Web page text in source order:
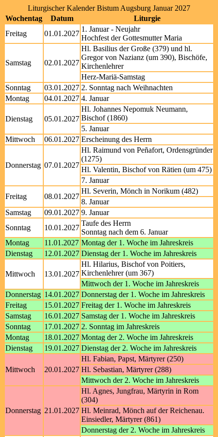
Liturgischer Kalender Bistum Augsburg Januar 2027
Wochentag
Datum
Liturgie
Freitag
01.01.2027
1. Januar - Neujahr
Hochfest der Gottesmutter Maria
Samstag 02.01.2027
Hl. Basilius der Große (379) und hl.
Gregor von Nazianz (um 390), Bischöfe,
Kirchenlehrer
Herz-Mariä-Samstag
Sonntag
03.01.2027 2. Sonntag nach Weihnachten
Montag
04.01.2027 4. Januar
Dienstag 05.01.2027
Hl. Johannes Nepomuk Neumann,
Bischof (1860)
5. Januar
Mittwoch
06.01.2027 Erscheinung des Herrn
Donnerstag 07.01.2027
Hl. Raimund von Peñafort, Ordensgründer
(1275)
Hl. Valentin, Bischof von Rätien (um 475)
7. Januar
Freitag
08.01.2027
Hl. Severin, Mönch in Norikum (482)
8. Januar
Samstag
09.01.2027 9. Januar
Sonntag
10.01.2027
Taufe des Herrn
Sonntag nach dem 6. Januar
Montag
11.01.2027 Montag der 1. Woche im Jahreskreis
Dienstag
12.01.2027 Dienstag der 1. Woche im Jahreskreis
Mittwoch 13.01.2027
Hl. Hilarius, Bischof von Poitiers,
Kirchenlehrer (um 367)
Mittwoch der 1. Woche im Jahreskreis
Donnerstag 14.01.2027 Donnerstag der 1. Woche im Jahreskreis
Freitag
15.01.2027 Freitag der 1. Woche im Jahreskreis
Samstag
16.01.2027 Samstag der 1. Woche im Jahreskreis
Sonntag
17.01.2027 2. Sonntag im Jahreskreis
Montag
18.01.2027 Montag der 2. Woche im Jahreskreis
Dienstag
19.01.2027 Dienstag der 2. Woche im Jahreskreis
Mittwoch 20.01.2027
Hl. Fabian, Papst, Märtyrer (250)
Hl. Sebastian, Märtyrer (288)
Mittwoch der 2. Woche im Jahreskreis
Donnerstag 21.01.2027
Hl. Agnes, Jungfrau, Märtyrin in Rom
(304)
Hl. Meinrad, Mönch auf der Reichenau.
Einsiedler, Märtyrer (861)
Donnerstag der 2. Woche im Jahreskreis